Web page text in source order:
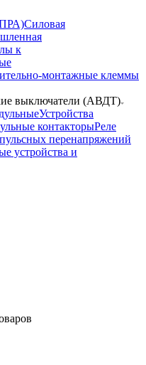
Силовая
к
монтажные клеммы
выключатели (АВДТ)
Устройства
контакторыРеле
перенапряжений
устройства и